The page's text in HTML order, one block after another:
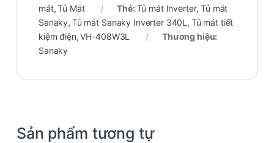
mát,Tủ Mát Thẻ: Tủ mát Inverter,Tủ mát
Sanaky, Tủ mát Sanaky Inverter 340L , Tủ mát tiết
kiệm điện,VH-408W3L
Thương hiệu:
Sanaky
Sản phẩm tương tự